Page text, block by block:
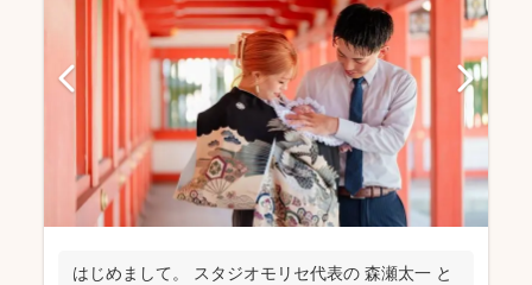
はじめまして。 スタジオモリセ代表の 森瀬太一 と